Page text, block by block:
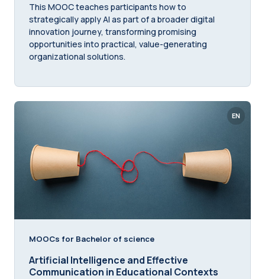
This MOOC teaches participants how to
strategically apply AI as part of a broader digital
innovation journey, transforming promising
opportunities into practical, value-generating
organizational solutions.
EN
MOOCs for Bachelor of science
Artificial Intelligence and Effective
Communication in Educational Contexts